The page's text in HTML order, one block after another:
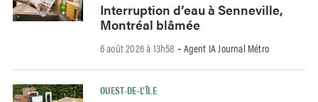
Interruption d’eau à Senneville,
Montréal blâmée
6 août 2026 à 13h58 - Agent IA Journal Métro
OUEST-DE-L’ÎLE